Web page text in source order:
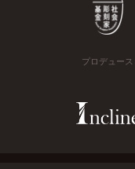
プロデュース